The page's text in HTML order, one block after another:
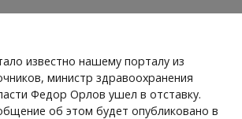
известно нашему порталу из
министр здравоохранения
Федор Орлов ушел в отставку.
об этом будет опубликовано в